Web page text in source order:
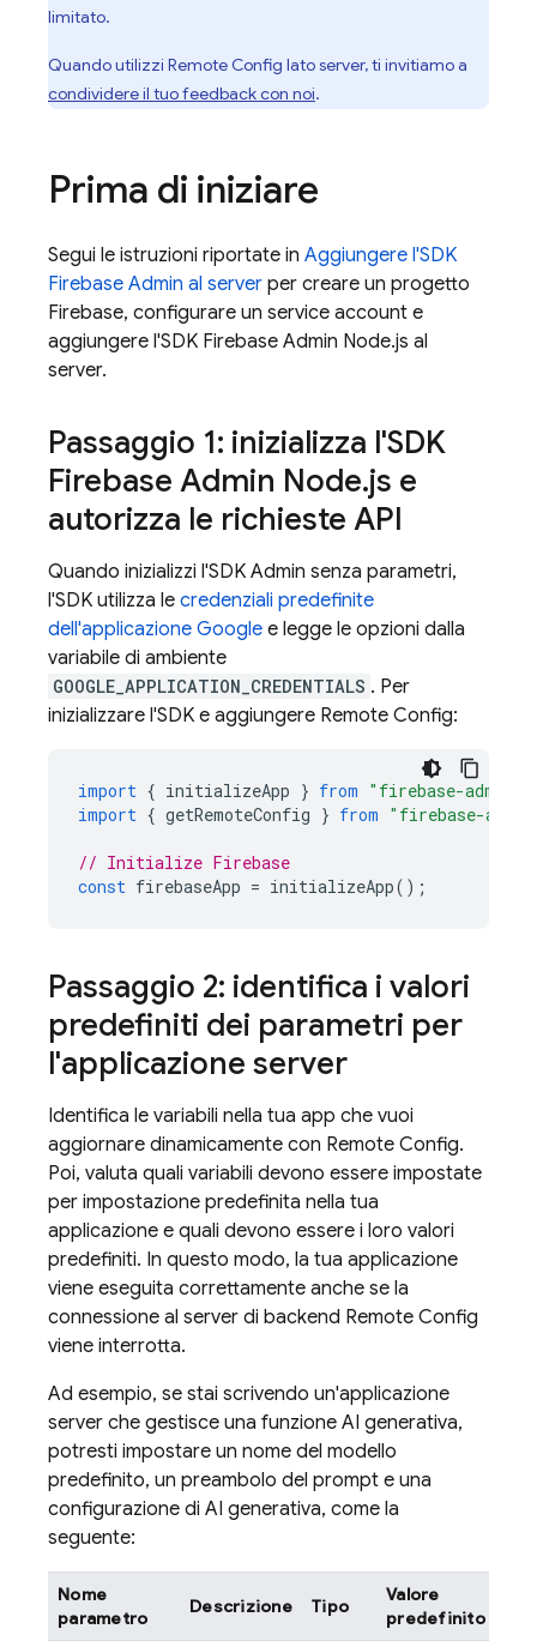
limitato.
Quando utilizzi Remote Config lato server, ti invitiamo a
condividere il tuo feedback con noi.
Prima di iniziare
Segui le istruzioni riportate in Aggiungere l'SDK
Firebase Admin al server per creare un progetto
Firebase, configurare un service account e
aggiungere l'SDK Firebase Admin Node.js al
server.
Passaggio 1: inizializza l'SDK
Firebase Admin Node.js e
autorizza le richieste API
Quando inizializzi l'SDK Admin senza parametri,
l'SDK utilizza le credenziali predefinite
dell'applicazione Google e legge le opzioni dalla
variabile di ambiente
GOOGLE_APPLICATION_CREDENTIALS . Per
inizializzare l'SDK e aggiungere Remote Config:
import { initializeApp } from "firebase-admin/
import { getRemoteConfig } from "firebase-
// Initialize Firebase
const firebaseApp = initializeApp();
Passaggio 2: identifica i valori
predefiniti dei parametri per
l'applicazione server
Identifica le variabili nella tua app che vuoi
aggiornare dinamicamente con Remote Config.
Poi, valuta quali variabili devono essere impostate
per impostazione predefinita nella tua
applicazione e quali devono essere i loro valori
predefiniti. In questo modo, la tua applicazione
viene eseguita correttamente anche se la
connessione al server di backend Remote Config
viene interrotta.
Ad esempio, se stai scrivendo un'applicazione
server che gestisce una funzione AI generativa,
potresti impostare un nome del modello
predefinito, un preambolo del prompt e una
configurazione di AI generativa, come la
seguente:
Nome
parametro
Descrizione Tipo
Valore
predefinito